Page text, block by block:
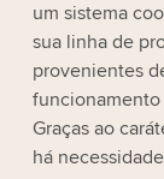
um sistema
sua linha de
provenientes
Graças ao
há